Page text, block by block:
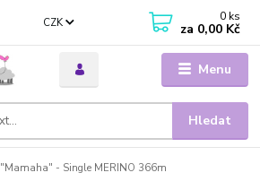
Menu
CZK
Hledat
0 ks
za 0,00 Kč
"Mamaha" - Single MERINO 366m